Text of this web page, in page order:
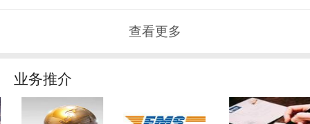
查看更多
业务推介